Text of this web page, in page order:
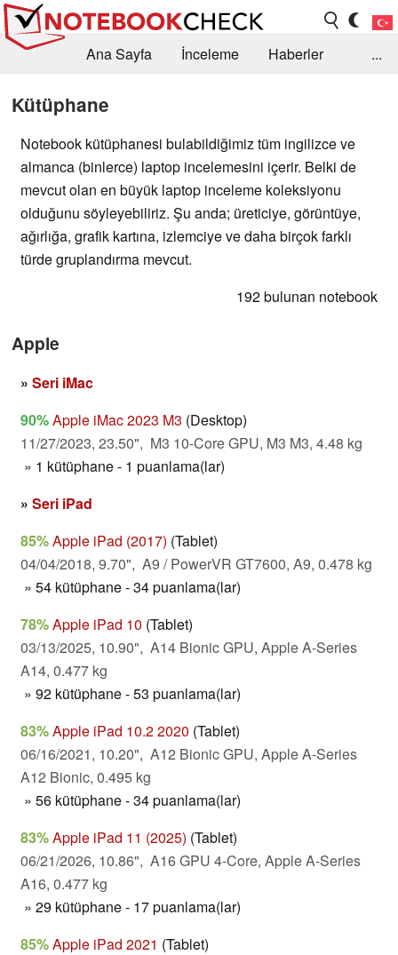
Ana Sayfa İnceleme
Haberler
...
Kütüphane
Notebook kütüphanesi bulabildiğimiz tüm ingilizce ve
almanca (binlerce) laptop incelemesini içerir. Belki de
mevcut olan en büyük laptop inceleme koleksiyonu
olduğunu söyleyebiliriz. Şu anda; üreticiye, görüntüye,
ağırlığa, grafik kartına, izlemciye ve daha birçok farklı
türde gruplandırma mevcut.
192 bulunan notebook
Apple
» Seri iMac
90%Apple iMac 2023 M3 (Desktop)
11/27/2023, 23.50", M3 10-Core GPU, M3 M3, 4.48 kg
» 1 kütüphane - 1 puanlama(lar)
» Seri iPad
85%Apple iPad (2017) (Tablet)
04/04/2018, 9.70", A9 / PowerVR GT7600, A9, 0.478 kg
» 54 kütüphane - 34 puanlama(lar)
78%Apple iPad 10 (Tablet)
03/13/2025, 10.90", A14 Bionic GPU, Apple A-Series
A14, 0.477 kg
» 92 kütüphane - 53 puanlama(lar)
83%Apple iPad 10.2 2020 (Tablet)
06/16/2021, 10.20", A12 Bionic GPU, Apple A-Series
A12 Bionic, 0.495 kg
» 56 kütüphane - 34 puanlama(lar)
83%Apple iPad 11 (2025) (Tablet)
06/21/2026, 10.86", A16 GPU 4-Core, Apple A-Series
A16, 0.477 kg
» 29 kütüphane - 17 puanlama(lar)
85%Apple iPad 2021 (Tablet)